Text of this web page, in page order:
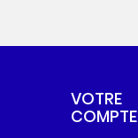
VOTRE
COMPTE